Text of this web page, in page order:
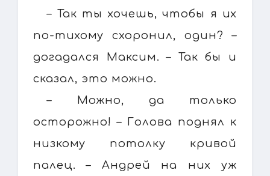
– Так ты хочешь, чтобы я их
по-тихому схоронил, один? –
догадался Максим. – Так бы и
сказал, это можно.
– Можно, да только
осторожно! – Голова поднял к
низкому потолку кривой
палец. – Андрей на них уж